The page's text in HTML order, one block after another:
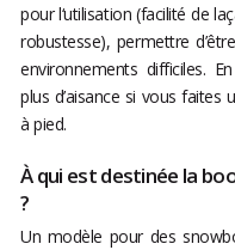
pour l‘utilisation (facilité de
robustesse), permettre
environnements difficiles.
plus d’aisance si vous
à pied.
À qui est destinée la
?
Un modèle pour des